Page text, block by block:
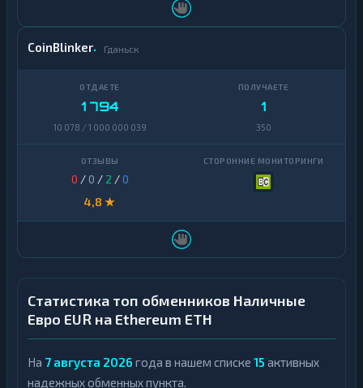
CoinBlinker Гданьск
1 794
10 078 / 1 000 000 039
1
350
0 / 0 / 2 /0
4,8 ★
Статистика топ обменников Наличные
Евро EUR на Ethereum ETH
На 7 августа 2026 года в нашем списке 15 активных
надежных обменных пункта.